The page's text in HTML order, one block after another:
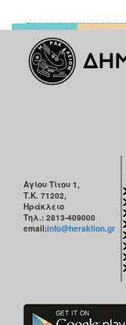
Αγίου Τίτου 1,
Τ.Κ. 71202,
Ηράκλειο
Τηλ.: 2813-409000
email:info@heraklion.gr